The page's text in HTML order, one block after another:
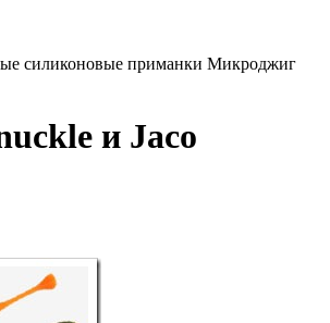
силиконовые приманки Микроджиг
и Jaco